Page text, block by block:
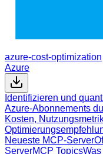
azure-cost-optimization
Azure
Identifizieren und
Azure-Abonnements
Kosten,
Neueste MCP-Server
ServerMCP Topics